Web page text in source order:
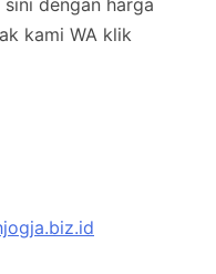
kami WA klik